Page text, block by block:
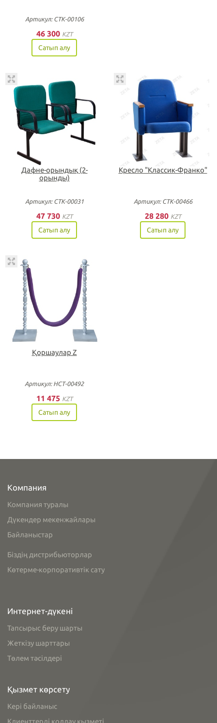
Артикул: СТК-00106
46 300 KZT
Сатып алу
Дафне-орындық (2-
орынды)
Артикул: СТК-00031
47 730 KZT
Сатып алу
Кресло "Классик-Франко"
Артикул: СТК-00466
28 280 KZT
Сатып алу
Қоршаулар Z
Артикул: НСТ-00492
11 475 KZT
Сатып алу
Компания
Компания туралы
Дүкендер мекенжайлары
Байланыстар
Біздің дистрибьюторлар
Көтерме-корпоративтік сату
Интернет-дүкені
Тапсырыс беру шарты
Жеткізу шарттары
Төлем тәсілдері
Қызмет көрсету
Кері байланыс
Клиенттерді қолдау қызметі